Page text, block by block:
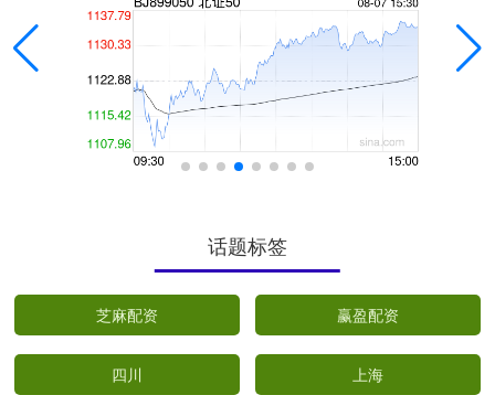
话题标签
芝麻配资 赢盈配资
四川 上海